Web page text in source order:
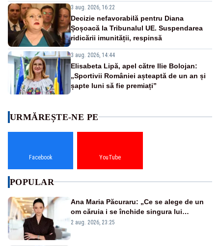
3 aug. 2026, 16:22
Decizie nefavorabilă pentru Diana
Șoșoacă la Tribunalul UE. Suspendarea
ridicării imunității, respinsă
3 aug. 2026, 14:44
Elisabeta Lipă, apel către Ilie Bolojan:
„Sportivii României așteaptă de un an și
șapte luni să fie premiați”
URMĂREȘTE-NE PE
Facebook YouTube
POPULAR
Ana Maria Păcuraru: „Ce se alege de un
om căruia i se închide singura lui
portiță?”
2 aug. 2026, 23:25